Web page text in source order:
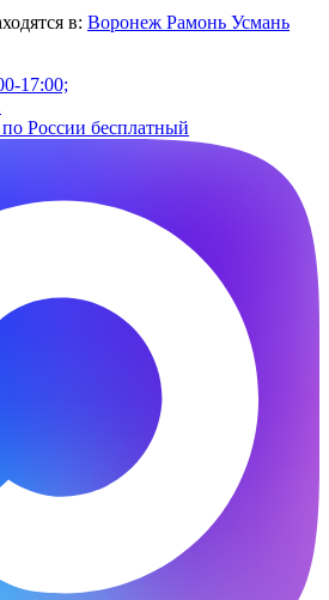
в: Воронеж Рамонь Усмань
17:00;
России бесплатный